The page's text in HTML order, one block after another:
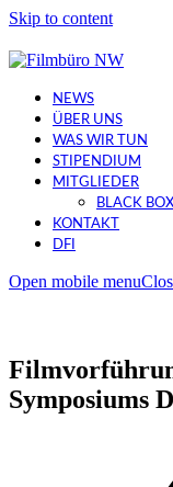
Skip to content
NEWS
ÜBER UNS
WAS WIR TUN
STIPENDIUM
MITGLIEDER
BLACK BOX
KONTAKT
DFI
Open mobile menu
Symposiums